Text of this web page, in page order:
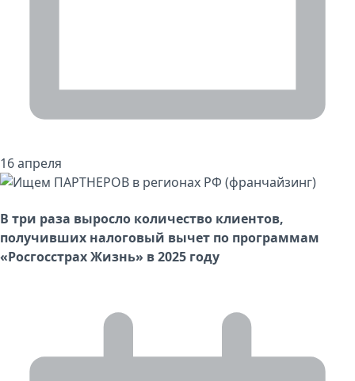
16 апреля
В три раза выросло количество клиентов,
получивших налоговый вычет по программам
«Росгосстрах Жизнь» в 2025 году